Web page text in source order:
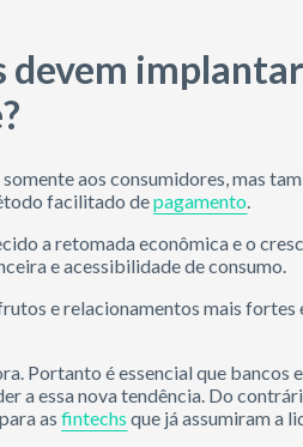
devem
aos consumidores, mas
facilitado depagamento.
a retomada econômica e o
e acessibilidade de consumo.
e relacionamentos mais fortes
Portanto é essencial que bancos
a essa nova tendência. Do
asfintechs que já assumiram a